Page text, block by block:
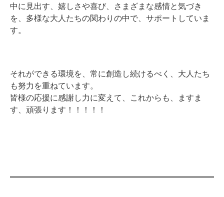
中に見出す、嬉しさや喜び、さまざまな感情と気づき
を、多様な大人たちの関わりの中で、サポートしていま
す。
それができる環境を、常に創造し続けるべく、大人たち
も努力を重ねています。
皆様の応援に感謝し力に変えて、これからも、ますま
す、頑張ります！！！！！